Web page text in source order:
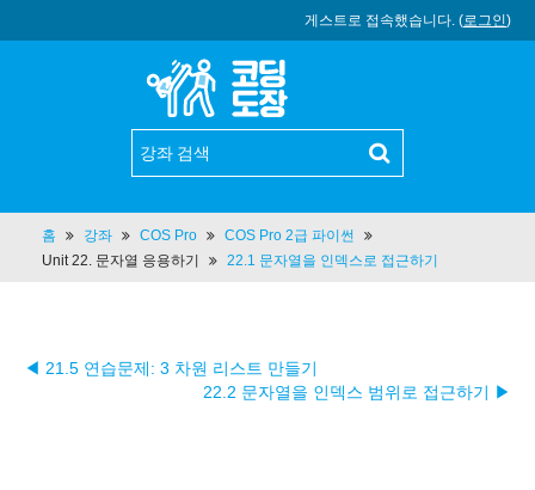
게스트로 접속했습니다. (로그인)
홈 강좌 COS Pro
COS Pro 2급 파이썬
Unit 22. 문자열 응용하기
22.1 문자열을 인덱스로 접근하기
◀ 21.5 연습문제: 3 차원 리스트 만들기
22.2 문자열을 인덱스 범위로 접근하기 ▶︎